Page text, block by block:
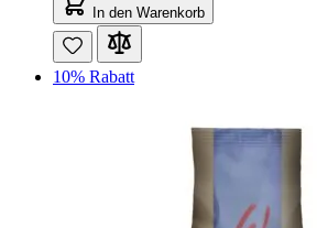
In den Warenkorb
10% Rabatt